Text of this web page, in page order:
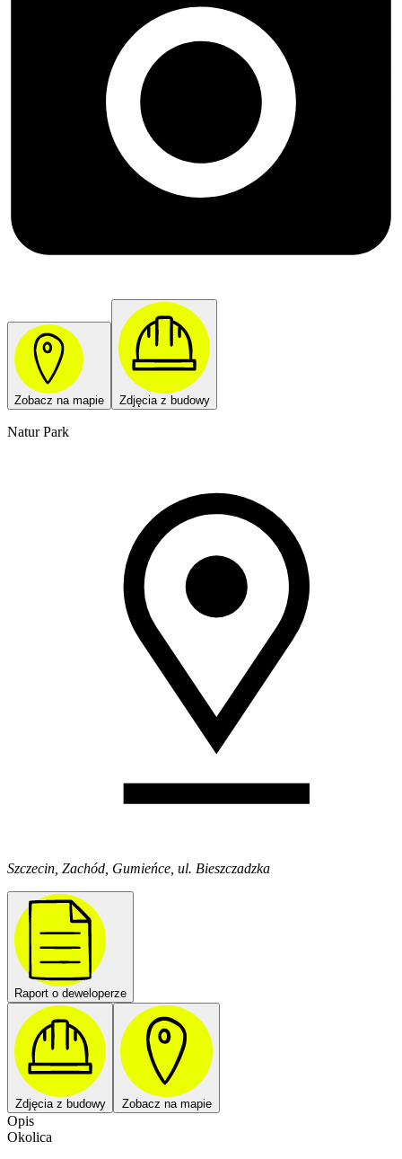
Zobacz na mapie Zdjęcia z budowy
Natur Park
Szczecin, Zachód, Gumieńce, ul. Bieszczadzka
Raport o deweloperze
Zdjęcia z budowy Zobacz na mapie
Opis
Okolica